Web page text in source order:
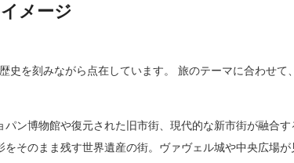
メージ
史を刻みながら点在しています。 旅のテーマに合わせて
パン博物館や復元された旧市街、現代的な新市街が融合す
をそのまま残す世界遺産の街。ヴァヴェル城や中央広場が